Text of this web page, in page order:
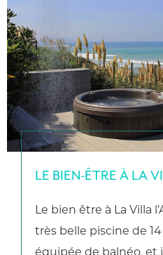
LE BIEN-ÊTRE À LA
Le bien être à La Villa
très belle piscine de
équipée de balnéo, et